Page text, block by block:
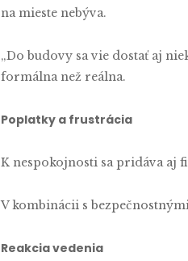
na mieste nebýva.
„Do budovy sa vie dostať aj
formálna než reálna.
Poplatky a frustrácia
K nespokojnosti sa pridáva aj
V kombinácii s
Reakcia vedenia